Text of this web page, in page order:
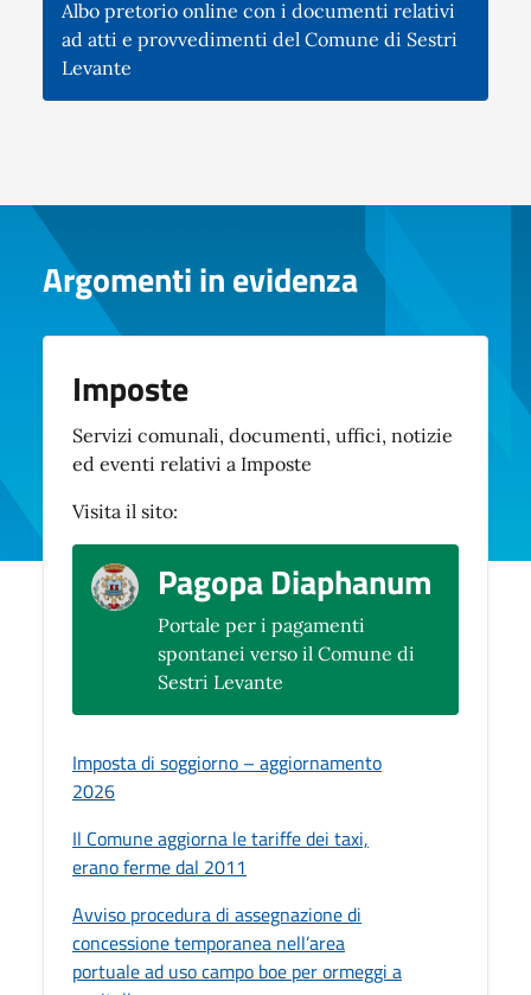
Albo pretorio online con i documenti relativi
ad atti e provvedimenti del Comune di Sestri
Levante
Argomenti in evidenza
Imposte
Servizi comunali, documenti, uffici, notizie
ed eventi relativi a Imposte
Visita il sito:
Pagopa Diaphanum
Portale per i pagamenti
spontanei verso il Comune di
Sestri Levante
Imposta di soggiorno – aggiornamento
2026
Il Comune aggiorna le tariffe dei taxi,
erano ferme dal 2011
Avviso procedura di assegnazione di
concessione temporanea nell’area
portuale ad uso campo boe per ormeggi a